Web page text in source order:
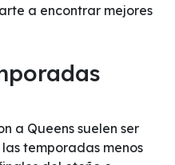
a encontrar mejores
a Queens suelen ser
temporadas menos